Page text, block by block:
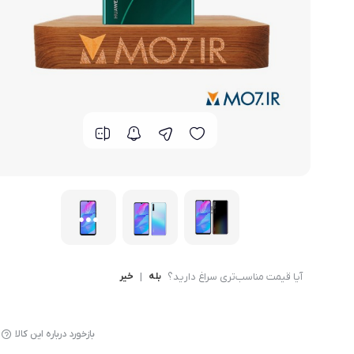
گوشی موتورولا
گوشی نوکیا
گوشی اچ تی سی
گوشی کاترپیلار
آیا قیمت مناسب‌تری سراغ دارید؟ بله | خیر
بازخورد درباره این کالا